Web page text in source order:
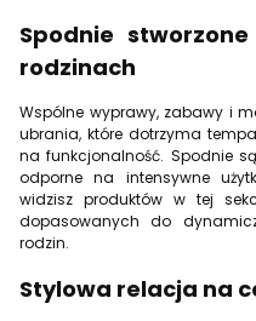
Spodnie
rodzinach
Wspólne wyprawy, zabawy i
ubrania, które dotrzyma
na funkcjonalność. Spodnie
odporne na intensywne
widzisz produktów w tej
dopasowanych do
rodzin.
Stylowa relacja na